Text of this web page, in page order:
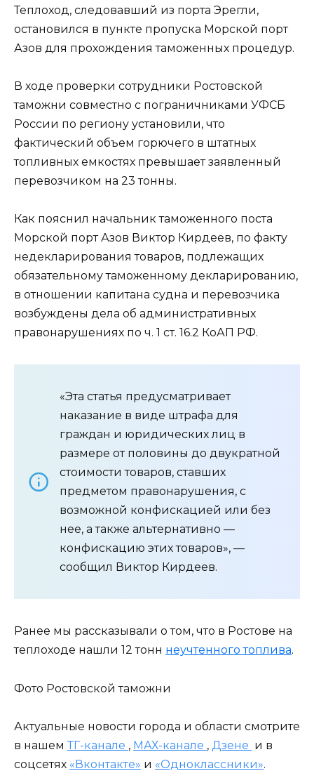
Теплоход, следовавший из порта Эрегли,
остановился в пункте пропуска Морской порт
Азов для прохождения таможенных процедур.
В ходе проверки сотрудники Ростовской
таможни совместно с пограничниками УФСБ
России по региону установили, что
фактический объем горючего в штатных
топливных емкостях превышает заявленный
перевозчиком на 23 тонны.
Как пояснил начальник таможенного поста
Морской порт Азов Виктор Кирдеев, по факту
недекларирования товаров, подлежащих
обязательному таможенному декларированию,
в отношении капитана судна и перевозчика
возбуждены дела об административных
правонарушениях по ч. 1 ст. 16.2 КоАП РФ.
«Эта статья предусматривает
наказание в виде штрафа для
граждан и юридических лиц в
размере от половины до двукратной
стоимости товаров, ставших
предметом правонарушения, с
возможной конфискацией или без
нее, а также альтернативно —
конфискацию этих товаров», —
сообщил Виктор Кирдеев.
Ранее мы рассказывали о том, что в Ростове на
теплоходе нашли 12 тонн неучтенного топлива.
Фото Ростовской таможни
Актуальные новости города и области смотрите
в нашем ТГ-канале , МАХ-канале , Дзене и в
соцсетях «Вконтакте» и «Одноклассники».